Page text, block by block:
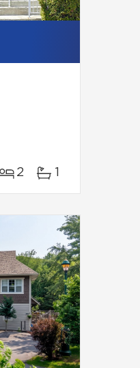
2 1